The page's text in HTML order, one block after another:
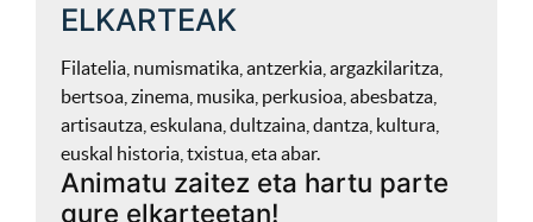
ELKARTEAK
Filatelia, numismatika, antzerkia, argazkilaritza,
bertsoa, zinema, musika, perkusioa, abesbatza,
artisautza, eskulana, dultzaina, dantza, kultura,
euskal historia, txistua, eta abar.
Animatu zaitez eta hartu parte
gure elkarteetan!